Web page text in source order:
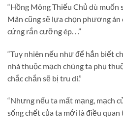
“Hồng Mông Thiếu Chủ dù muốn
Mãn cũng sẽ lựa chọn phương
cứng rắn cưỡng ép. . .”
“Tuy nhiên nếu như để hắn biết
nhà thuộc mạch chúng ta phụ
chắc chắn sẽ bị tru di.”
“Nhưng nếu ta mất mạng, mạch
sống chết của ta mới là điều quan